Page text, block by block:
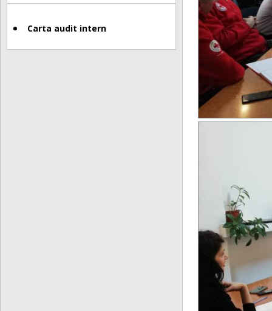
Carta audit intern